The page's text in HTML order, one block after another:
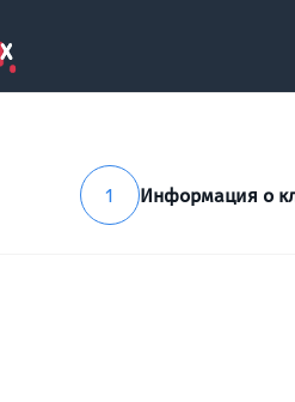
1 Информация о